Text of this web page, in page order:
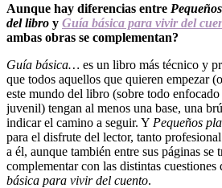
Aunque hay diferencias entre
del libro y Guía básica para vivir del
ambas obras se complementan?
Guía básica… es un libro más técnico y
que todos aquellos que quieren empezar
este mundo del libro (sobre todo
juvenil) tengan al menos una base, una
indicar el camino a seguir. Y Pequeños
para el disfrute del lector, tanto
a él, aunque también entre sus páginas se
complementar con las distintas cuestiones
básica para vivir del cuento.